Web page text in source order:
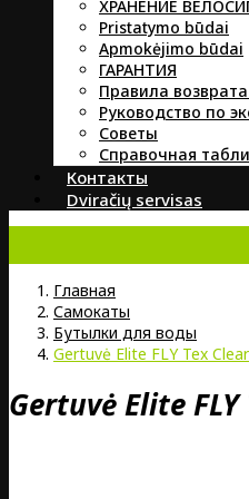
ХРАНЕНИЕ
Pristatymo būdai
Apmokėjimo būdai
ГАРАНТИЯ
Правила
Руководство по
Советы
Справочная
Контакты
Dviračių servisas
Главная
Самокаты
Бутылки для воды
Gertuvė Elite FLY Tex
Gertuvė Elite